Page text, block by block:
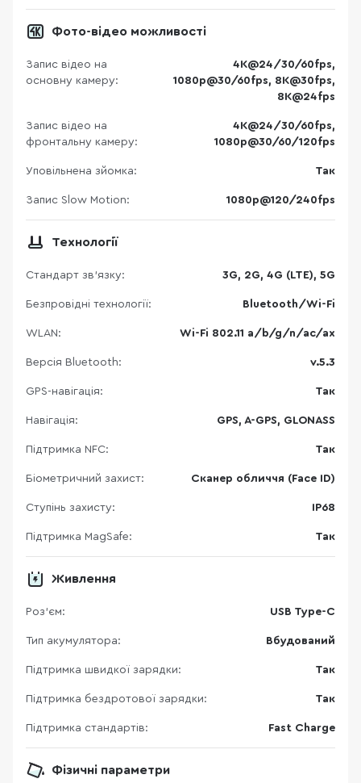
Фото-відео можливості
Запис відео на
основну камеру:
4K@24/30/60fps,
1080p@30/60fps, 8K@30fps,
8K@24fps
Запис відео на
фронтальну камеру:
4K@24/30/60fps,
1080p@30/60/120fps
Уповільнена зйомка: Так
Запис Slow Motion: 1080p@120/240fps
Технології
Стандарт зв'язку: 3G, 2G, 4G (LTE), 5G
Безпровідні технології: Bluetooth/Wi-Fi
WLAN: Wi-Fi 802.11 a/b/g/n/ac/ax
Версія Bluetooth: v.5.3
GPS-навігація: Так
Навігація: GPS, A-GPS, GLONASS
Підтримка NFC: Так
Біометричний захист: Сканер обличчя (Face ID)
Ступінь захисту: IP68
Підтримка MagSafe: Так
Живлення
Роз'єм: USB Type-C
Тип акумулятора: Вбудований
Підтримка швидкої зарядки: Так
Підтримка бездротової зарядки: Так
Підтримка стандартів: Fast Charge
Фізичні параметри